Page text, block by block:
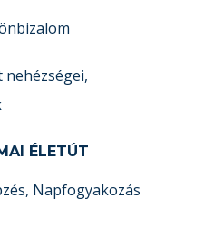
nehézségei,
ÉLETÚT
Napfogyakozás